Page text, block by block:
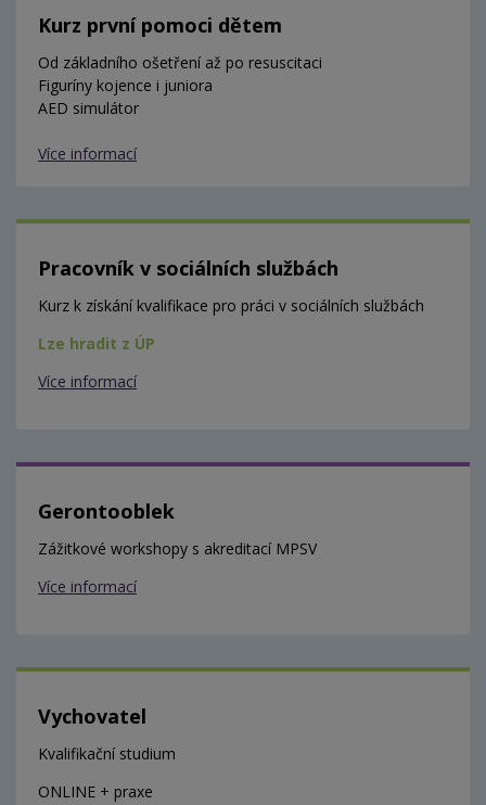
Kurz první pomoci dětem
Od základního ošetření až po resuscitaci
Figuríny kojence i juniora
AED simulátor
Více informací
Pracovník v sociálních službách
Kurz k získání kvalifikace pro práci v sociálních službách
Lze hradit z ÚP
Více informací
Gerontooblek
Zážitkové workshopy s akreditací MPSV
Více informací
Vychovatel
Kvalifikační studium
ONLINE + praxe